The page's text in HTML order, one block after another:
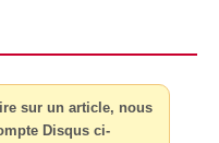
sur un article, nous
Disqus ci-